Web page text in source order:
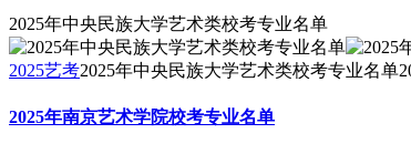
2025年中央民族大学艺术类校考专业名单
2025艺考2025年中央民族大学艺术类校考专业名单
2025年南京艺术学院校考专业名单